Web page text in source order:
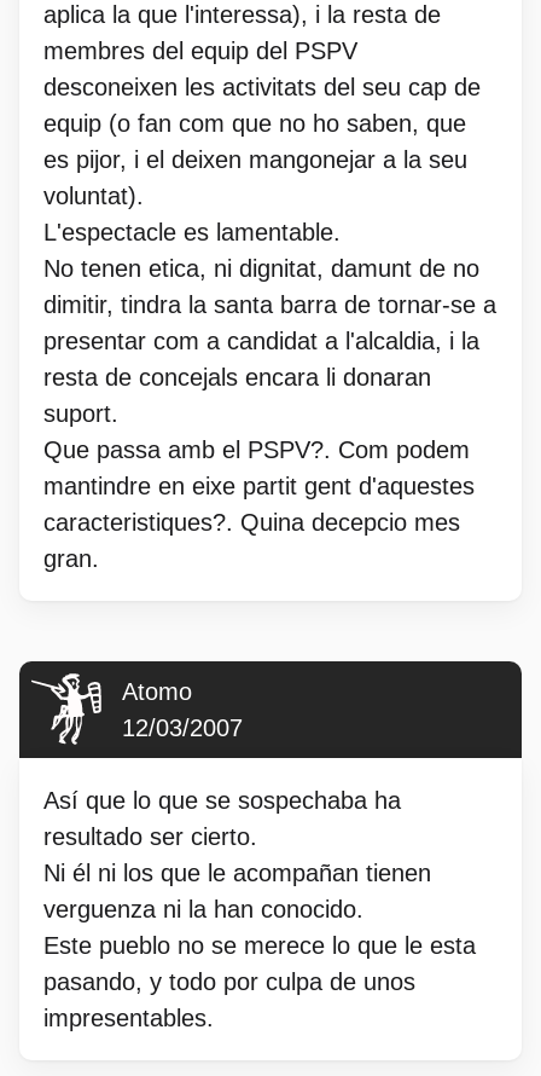
aplica la que l'interessa), i la resta de
membres del equip del PSPV
desconeixen les activitats del seu cap de
equip (o fan com que no ho saben, que
es pijor, i el deixen mangonejar a la seu
voluntat).
L'espectacle es lamentable.
No tenen etica, ni dignitat, damunt de no
dimitir, tindra la santa barra de tornar-se a
presentar com a candidat a l'alcaldia, i la
resta de concejals encara li donaran
suport.
Que passa amb el PSPV?. Com podem
mantindre en eixe partit gent d'aquestes
caracteristiques?. Quina decepcio mes
gran.
Atomo
12/03/2007
Así que lo que se sospechaba ha
resultado ser cierto.
Ni él ni los que le acompañan tienen
verguenza ni la han conocido.
Este pueblo no se merece lo que le esta
pasando, y todo por culpa de unos
impresentables.